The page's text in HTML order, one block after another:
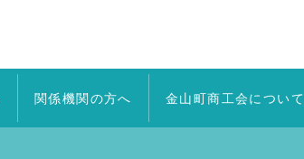
関係機関の方へ 金山町商工会について